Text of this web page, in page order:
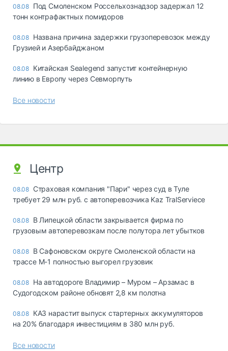
08.08 Под Смоленском Россельхознадзор задержал 12
тонн контрафактных помидоров
08.08 Названа причина задержки грузоперевозок между
Грузией и Азербайджаном
08.08 Китайская Sealegend запустит контейнерную
линию в Европу через Севморпуть
Все новости
Центр
08.08 Страховая компания "Пари" через суд в Туле
требует 29 млн руб. с автоперевозчика Kaz TralServiece
08.08 В Липецкой области закрывается фирма по
грузовым автоперевозкам после полутора лет убытков
08.08 В Сафоновском округе Смоленской области на
трассе М-1 полностью выгорел грузовик
08.08 На автодороге Владимир – Муром – Арзамас в
Судогодском районе обновят 2,8 км полотна
08.08 КАЗ нарастит выпуск стартерных аккумуляторов
на 20% благодаря инвестициям в 380 млн руб.
Все новости